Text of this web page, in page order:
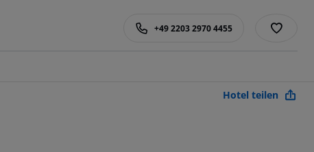
+49 2203 2970 4455
Hotel teilen